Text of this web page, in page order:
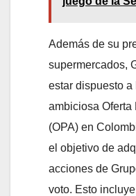
Además de su
supermercados,
estar dispuesto
ambiciosa
(OPA) en
el objetivo de
acciones de
voto. Esto